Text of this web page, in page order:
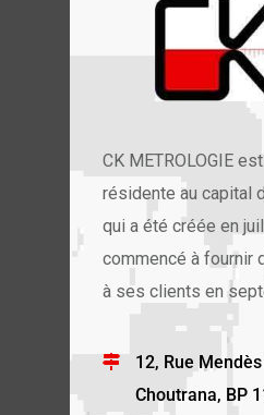
CK METROLOGIE
résidente au capital
qui a été créée en
commencé à fournir
à ses clients en
12, Rue
Choutrana, BP